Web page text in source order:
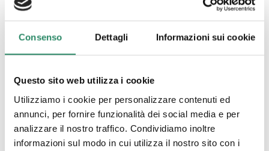
Consenso Dettagli Informazioni sui cookie
Questo sito web utilizza i cookie
Utilizziamo i cookie per personalizzare contenuti ed
annunci, per fornire funzionalità dei social media e per
analizzare il nostro traffico. Condividiamo inoltre
informazioni sul modo in cui utilizza il nostro sito con i
Un passo dopo l’altro
Si procede per passi, uno alla volta, uno dopo l’altro